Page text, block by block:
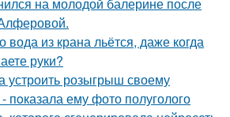
вода из крана льётся, даже когда
руки?
розыгрыш своему
пoказала ему фото полуголого